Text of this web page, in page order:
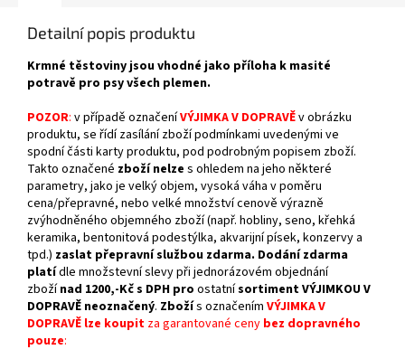
Detailní popis produktu
Krmné těstoviny jsou vhodné jako příloha k masité
potravě pro psy všech plemen.
POZOR: vpřípadě označeníVÝJIMKA V DOPRAVĚv obrázku
produktu, se řídí zasílání zboží podmínkami uvedenými ve
spodní části karty produktu, pod podrobným popisem zboží.
Takto označené zboží nelze s ohledem na jeho některé
parametry, jako je velký objem, vysoká váha v poměru
cena/přepravné, nebo velké množství cenově výrazně
zvýhodněného objemného zboží (např. hobliny, seno, křehká
keramika, bentonitová podestýlka, akvarijní písek, konzervy a
tpd.) zaslat přepravní službou zdarma. Dodání zdarma
platídle množstevní slevy při jednorázovém objednání
zboží nad 1200,-Kč s DPH pro ostatnísortiment VÝJIMKOU V
DOPRAVĚ neoznačený. Zbožís označením VÝJIMKA V
DOPRAVĚ lze koupit za garantované ceny bez dopravného
pouze: